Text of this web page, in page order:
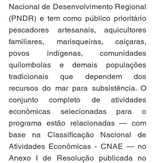
Nacional de Desenvolvimento Regional
(PNDR) e tem como público prioritário
pescadores artesanais, aquicultores
familiares, marisqueiras, caiçaras,
povos indígenas, comunidades
quilombolas e demais populações
tradicionais que dependem dos
recursos do mar para subsistência. O
conjunto completo de atividades
econômicas selecionadas para o
programa estão relacionadas — com
base na Classificação Nacional de
Atividades Econômicas - CNAE — no
Anexo I de Resolução publicada no